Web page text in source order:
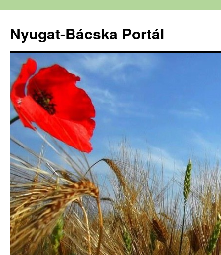
Nyugat-Bácska Portál